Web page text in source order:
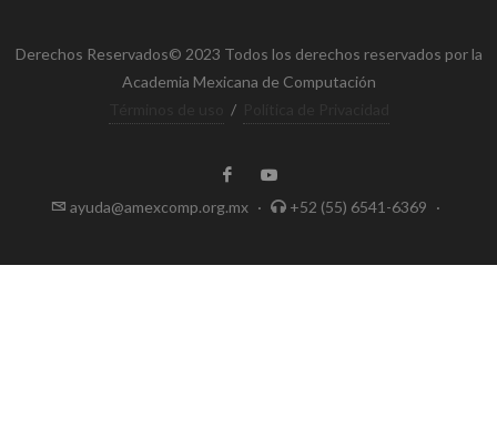
Derechos Reservados© 2023 Todos los derechos reservados por la
Academia Mexicana de Computación
/
ayuda@amexcomp.org.mx · +52 (55) 6541-6369 ·